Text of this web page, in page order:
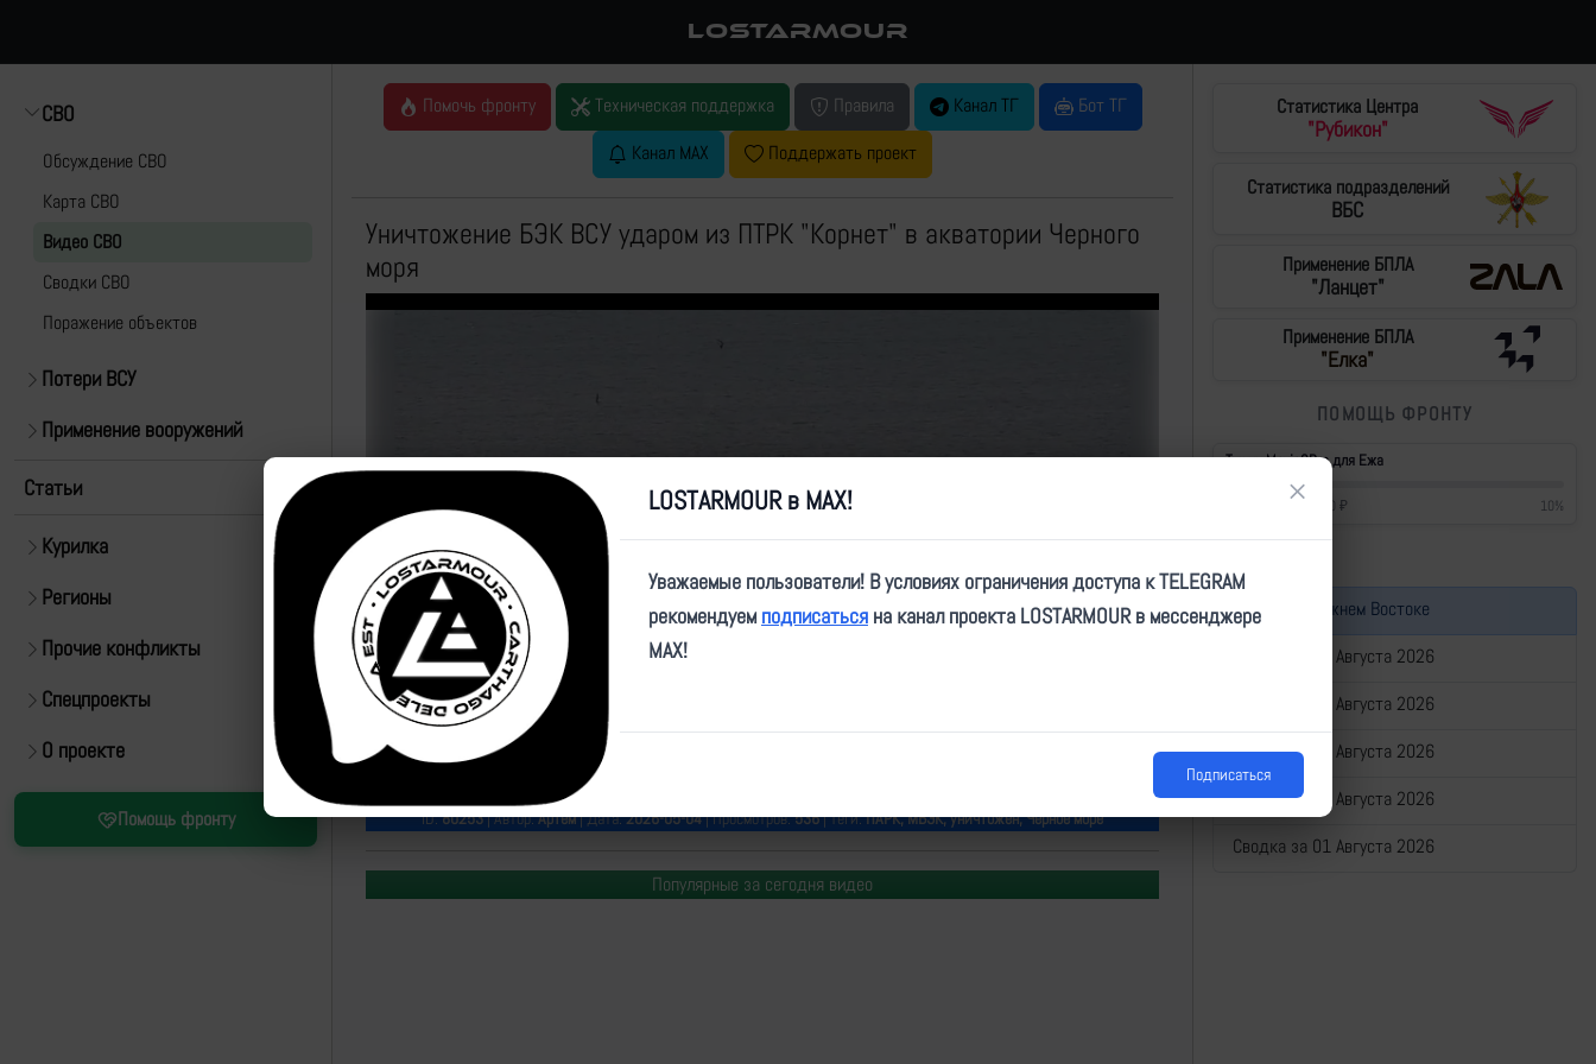
LOSTARMOUR
СВО
Обсуждение СВО
Карта СВО
Видео СВО
Cводки СВО
Поражение объектов
Потери ВСУ
Применение вооружений
Статьи
Курилка
Регионы
Прочие конфликты
Спецпроекты
О проекте
Помощь фронту
Помочь фронту Техническая поддержка Правила Канал ТГ
Бот ТГ
Канал MAX
Поддержать проект
Уничтожение БЭК ВСУ ударом из ПТРК "Корнет" в акватории Черного
моря
Play
Video
Источник:https://t.me/The_Wrong_Side/29007
ID:80253| Автор:Артем| Дата:2026-05-04| Просмотров:536| Теги:ПАРК, МБЭК, уничтожен, Черное море
Популярные за сегодня видео
Статистика Центра
"Рубикон"
Статистика подразделений
ВБС
Применение БПЛА
"Ланцет"
Применение БПЛА
"Елка"
ПОМОЩЬ ФРОНТУ
Тушки Mavic3Pro для Ежа
430 000 ₽ 10%
Война на Ближнем Востоке
Сводка за 05 Августа 2026
Сводка за 04 Августа 2026
Сводка за 03 Августа 2026
Сводка за 02 Августа 2026
Сводка за 01 Августа 2026
LOSTARMOUR в MAX! ×
Уважаемые пользователи! В условиях ограничения доступа к TELEGRAM
рекомендуем подписаться на канал проекта LOSTARMOUR в мессенджере
MAX!
Подписаться